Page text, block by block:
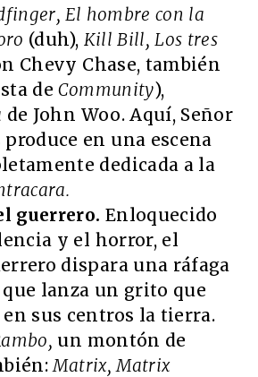
El hombre con la
(duh), Kill Bill, Los tres
Chevy Chase, también
deCommunity),
de John Woo. Aquí, Señor
produce en una escena
dedicada a la
guerrero. Enloquecido
y el horror, el
dispara una ráfaga
lanza un grito que
sus centros la tierra.
un montón de
Matrix, Matrix